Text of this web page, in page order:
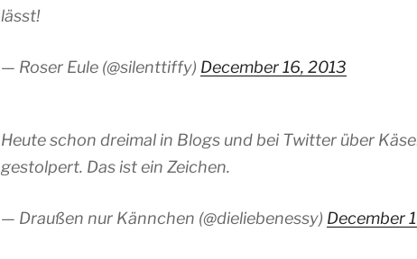
lässt!
— Roser Eule (@silenttiffy) December 16, 2013
Heute schon dreimal in Blogs und bei Twitter über
gestolpert. Das ist ein Zeichen.
— Draußen nur Kännchen (@dieliebenessy) December